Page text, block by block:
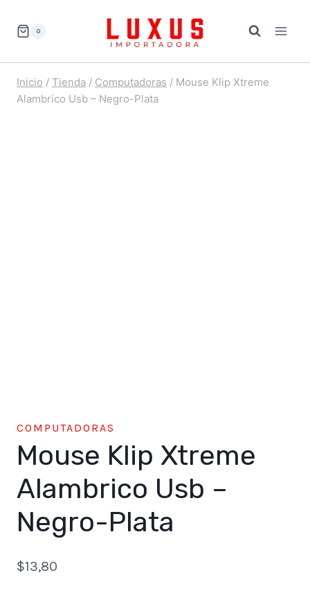
0
Inicio / Tienda / Computadoras / Mouse Klip Xtreme
Alambrico Usb – Negro-Plata
COMPUTADORAS
Mouse Klip Xtreme
Alambrico Usb –
Negro-Plata
$13,80